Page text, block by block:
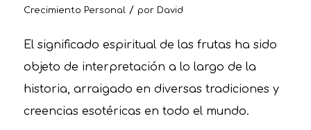
Crecimiento Personal / por David
El significado espiritual de las frutas ha sido
objeto de interpretación a lo largo de la
historia, arraigado en diversas tradiciones y
creencias esotéricas en todo el mundo.